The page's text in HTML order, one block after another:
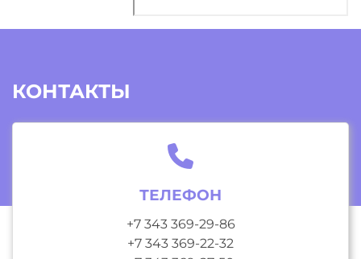
КОНТАКТЫ
ТЕЛЕФОН
+7 343 369-29-86
+7 343 369-22-32